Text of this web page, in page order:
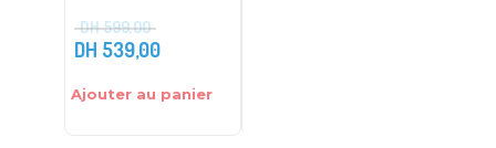
DH599,00
DH 539,00
Ajouter au panier